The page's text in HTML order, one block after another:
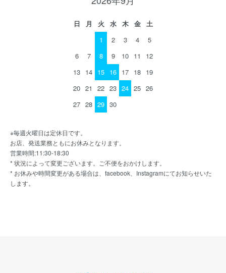
日 月 火 水 木 金
土
1
2 3 4
5
6
7 8 9 10 11
12
13 14 15 16 17 18 19
20 21 22 23 24 25 26
27 28 29 30
※毎週火曜日は定休日です。
お店、発送業務ともにお休みとなります。
営業時間:11:30-18:30
* 状況によって変更ございます。ご不便をおかけします。
* お休みや時間変更がある場合は、facebook、Instagramにてお知らせいた
します。